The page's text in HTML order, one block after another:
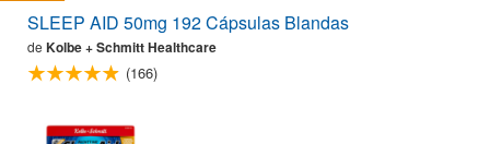
SLEEP AID 50mg 192 Cápsulas Blandas
de Kolbe + Schmitt Healthcare
(166)